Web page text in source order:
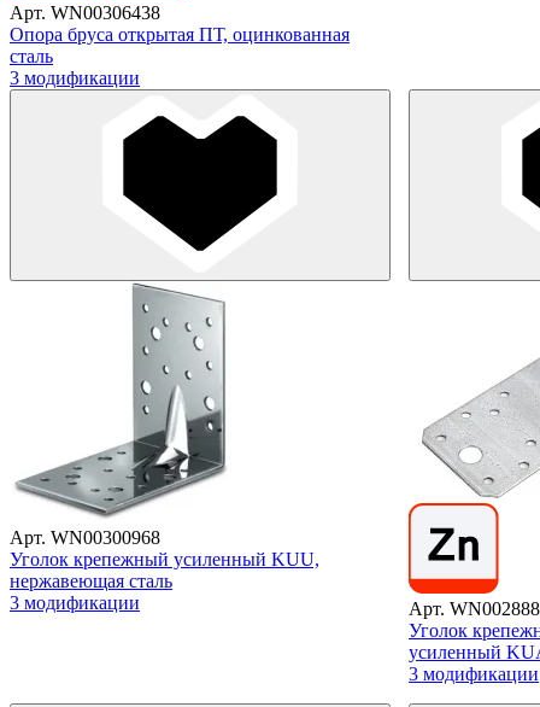
Арт. WN00306438
Опора бруса открытая ПТ, оцинкованная
сталь
3 модификации
Арт. WN00300968
Уголок крепежный усиленный KUU,
нержавеющая сталь
3 модификации
Арт.
Уголок
усиленный
3 модификации